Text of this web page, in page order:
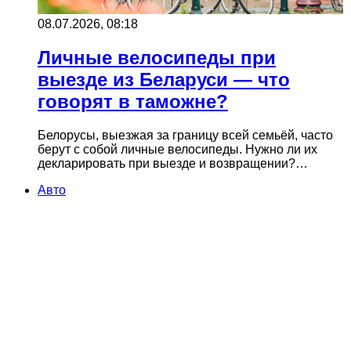
08.07.2026, 08:18
Личные велосипеды при
выезде из Беларуси — что
говорят в таможне?
Белорусы, выезжая за границу всей семьёй, часто
берут с собой личные велосипеды. Нужно ли их
декларировать при выезде и возвращении?…
Авто